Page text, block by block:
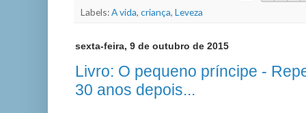
Labels:A vida, criança, Leveza
sexta-feira, 9 de outubro de 2015
Livro: O pequeno príncipe -
30 anos depois...